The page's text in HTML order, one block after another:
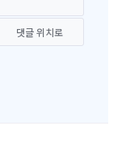
댓글 위치로